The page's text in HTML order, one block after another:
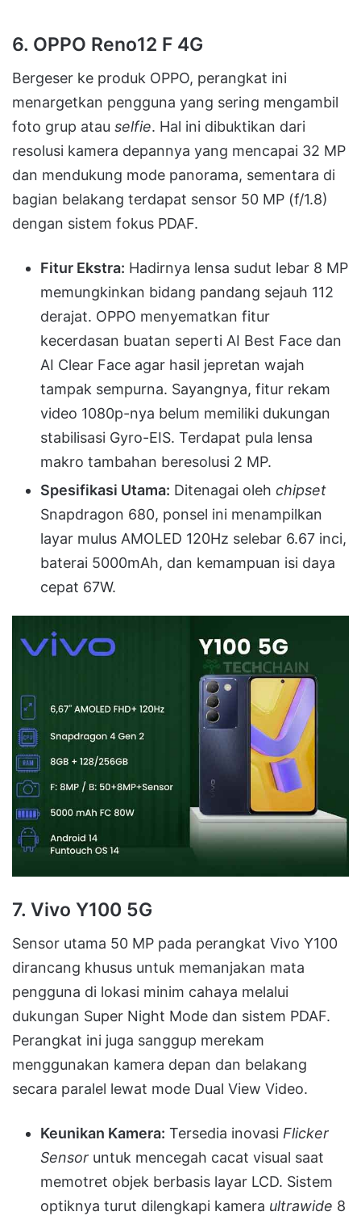
6. OPPO Reno12 F 4G
Bergeser ke produk OPPO, perangkat ini
menargetkan pengguna yang sering mengambil
foto grup atau selfie. Hal ini dibuktikan dari
resolusi kamera depannya yang mencapai 32 MP
dan mendukung mode panorama, sementara di
bagian belakang terdapat sensor 50 MP (f/1.8)
dengan sistem fokus PDAF.
Fitur Ekstra: Hadirnya lensa sudut lebar 8 MP
memungkinkan bidang pandang sejauh 112
derajat. OPPO menyematkan fitur
kecerdasan buatan seperti AI Best Face dan
AI Clear Face agar hasil jepretan wajah
tampak sempurna. Sayangnya, fitur rekam
video 1080p-nya belum memiliki dukungan
stabilisasi Gyro-EIS. Terdapat pula lensa
makro tambahan beresolusi 2 MP.
Spesifikasi Utama: Ditenagai oleh chipset
Snapdragon 680, ponsel ini menampilkan
layar mulus AMOLED 120Hz selebar 6.67 inci,
baterai 5000mAh, dan kemampuan isi daya
cepat 67W.
7. Vivo Y100 5G
Sensor utama 50 MP pada perangkat Vivo Y100
dirancang khusus untuk memanjakan mata
pengguna di lokasi minim cahaya melalui
dukungan Super Night Mode dan sistem PDAF.
Perangkat ini juga sanggup merekam
menggunakan kamera depan dan belakang
secara paralel lewat mode Dual View Video.
Keunikan Kamera: Tersedia inovasi Flicker
Sensor untuk mencegah cacat visual saat
memotret objek berbasis layar LCD. Sistem
optiknya turut dilengkapi kamera ultrawide 8